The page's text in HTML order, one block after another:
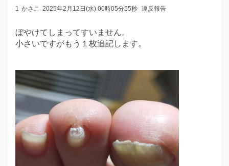
1 かさこ 2025年2月12日(水) 00時05分55秒 違反報告
ぼやけてしまってすいません。
小さいですがもう１枚追記します。